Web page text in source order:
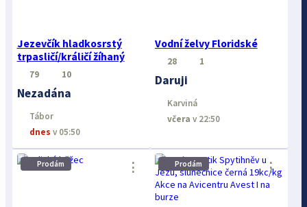
Jezevčík hladkosrstý
trpasličí/králičí žíhaný
79 10
Nezadána
Tábor
dnes v 05:50
Vodní želvy Floridské
28 1
Daruji
Karviná
včera v 22:50
Prodám ⋮ Prodám ⋮